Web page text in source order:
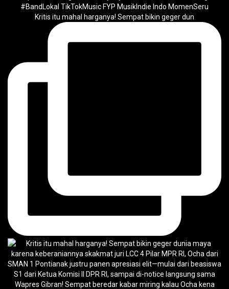
Kritis itu mahal harganya! Sempat bikin geger dun